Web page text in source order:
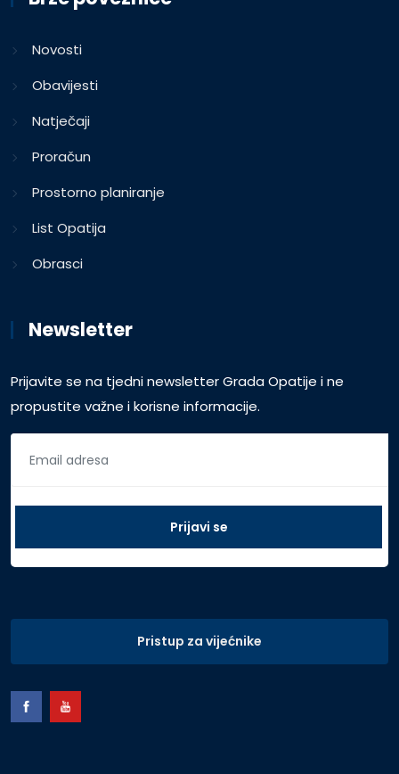
Novosti
Obavijesti
Natječaji
Proračun
Prostorno planiranje
List Opatija
Obrasci
Newsletter
Prijavite se na tjedni newsletter Grada Opatije i ne
propustite važne i korisne informacije.
Pristup za vijećnike